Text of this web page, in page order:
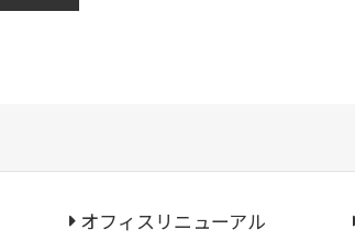
オフィスリニューアル